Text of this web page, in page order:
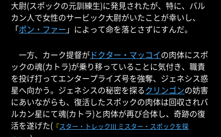
大尉(スポックの元訓練生)に発見されたが、特に、バル
カン人で女性のサービック大尉がいたことが幸いし、
「ポン・ファー 」によって命を落とさずにすんだ。
一方、カーク提督がドクター・マッコイの肉体にスポ
ックの魂(カトラ)が乗り移っていることに気付き、職責
を投げ打ってエンタープライズ号を強奪、ジェネシス惑
星へ向かう。ジェネシスの秘密を探るクリンゴンの妨害
にあいながらも、復活したスポックの肉体は回収されバ
ルカン星にて魂(カトラ)と肉体が再び合体し、奇跡の復
活を遂げた( 『スター・トレックIII ミスター・スポックを探